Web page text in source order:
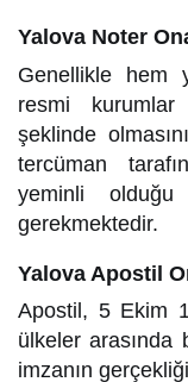
Yalova Noter
Genellikle hem
resmi
şeklinde
tercüman
yeminli olduğu
gerekmektedir.
Yalova Apostil
Apostil, 5 Ekim
ülkeler arasında
imzanın